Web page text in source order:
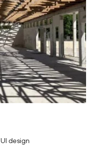
UI design